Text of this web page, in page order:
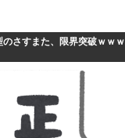
のさすまた、限界突破ｗｗｗ